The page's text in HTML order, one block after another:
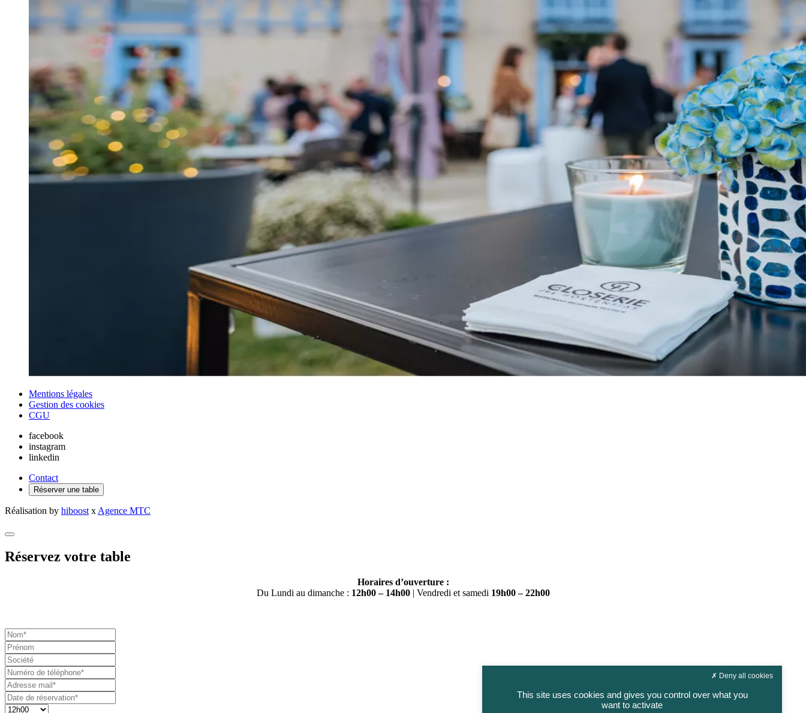
Mentions légales
Gestion des cookies
CGU
facebook
instagram
linkedin
Contact
Réserver une table
Réalisation by hiboost x Agence MTC
Réservez votre table
Horaires d’ouverture :
Du Lundi au dimanche : 12h00 – 14h00| Vendredi et samedi 19h00 – 22h00
This site uses cookies and gives you control over what you
want to activate
Deny all cookies